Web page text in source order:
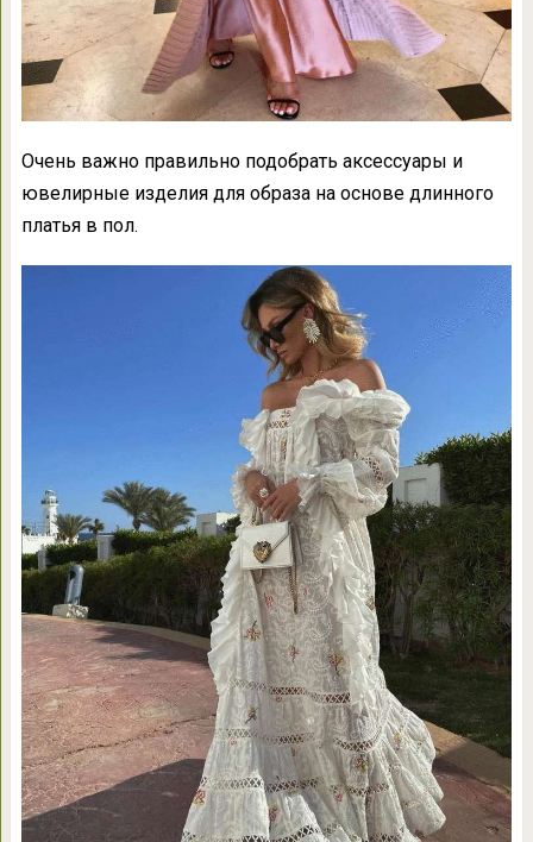
Очень важно правильно подобрать аксессуары и
ювелирные изделия для образа на основе длинного
платья в пол.